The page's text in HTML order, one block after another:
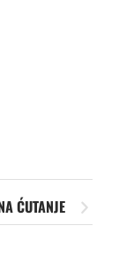
ĆUTANJE